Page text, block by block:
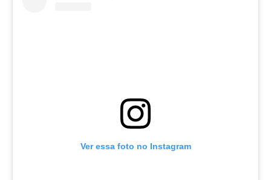
Ver essa foto no Instagram